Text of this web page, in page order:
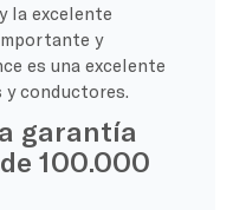
la excelente
y
es una excelente
conductores.
garantía
100.000